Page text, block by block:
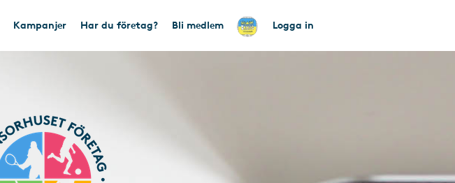
Kampanjer Har du företag? Bli medlem Logga in